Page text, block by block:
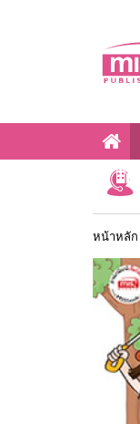
หน้าหลัก